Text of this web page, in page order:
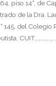
piso 14°, de
de la Dra.
145, del
CUIT……………,